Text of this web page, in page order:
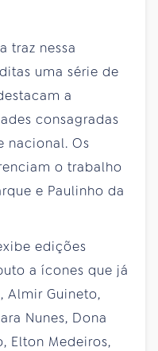
traz nessa
uma série de
a
consagradas
nacional. Os
o trabalho
e Paulinho da
edições
a ícones que já
Almir Guineto,
Nunes, Dona
Elton Medeiros,